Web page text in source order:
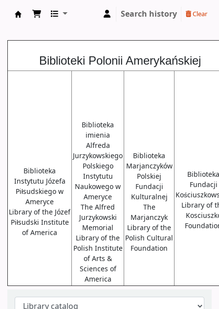
Search history Clear
Biblioteki Polonii Amerykańskiej
Biblioteka
Instytutu Józefa
Piłsudskiego w
Ameryce
Library of the Józef
Piłsudski Institute
of America
Biblioteka
imienia
Alfreda
Jurzykowskiego
Polskiego
Instytutu
Naukowego w
Ameryce
The Alfred
Jurzykowski
Memorial
Library of the
Polish Institute
of Arts &
Sciences of
America
Biblioteka
Marjanczyków
Polskiej
Fundacji
Kulturalnej
The
Marjanczyk
Library of the
Polish Cultural
Foundation
Biblioteka
Fundacji
Library of